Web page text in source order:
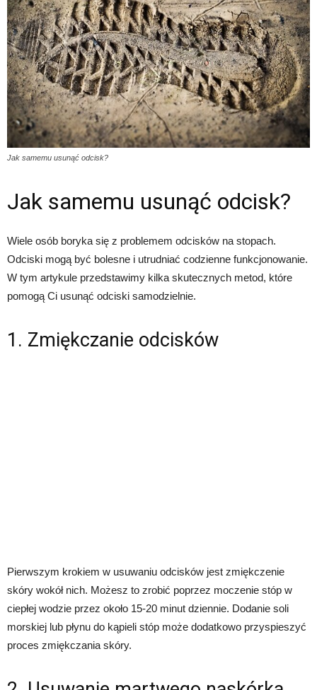
Jak samemu usunąć odcisk?
Jak samemu usunąć odcisk?
Wiele osób boryka się z problemem odcisków na stopach.
Odciski mogą być bolesne i utrudniać codzienne funkcjonowanie.
W tym artykule przedstawimy kilka skutecznych metod, które
pomogą Ci usunąć odciski samodzielnie.
1. Zmiękczanie odcisków
Pierwszym krokiem w usuwaniu odcisków jest zmiękczenie
skóry wokół nich. Możesz to zrobić poprzez moczenie stóp w
ciepłej wodzie przez około 15-20 minut dziennie. Dodanie soli
morskiej lub płynu do kąpieli stóp może dodatkowo przyspieszyć
proces zmiękczania skóry.